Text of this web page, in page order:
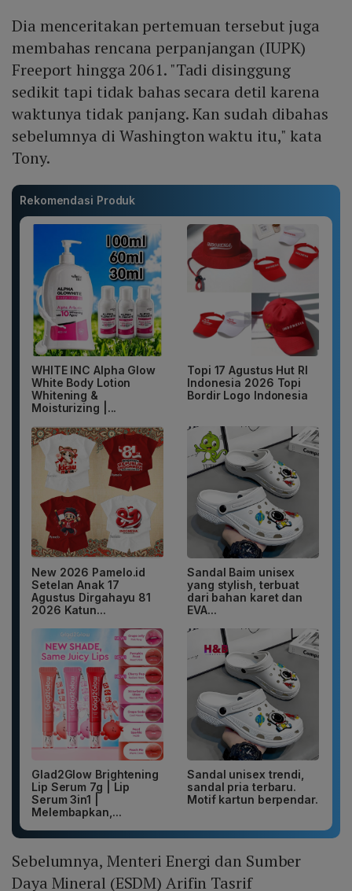
Dia menceritakan pertemuan tersebut juga
membahas rencana perpanjangan (IUPK)
Freeport hingga 2061. "Tadi disinggung
sedikit tapi tidak bahas secara detil karena
waktunya tidak panjang. Kan sudah dibahas
sebelumnya di Washington waktu itu," kata
Tony.
Rekomendasi Produk
WHITE INC Alpha Glow
White Body Lotion
Whitening &
Moisturizing |...
Topi 17 Agustus Hut RI
Indonesia 2026 Topi
Bordir Logo Indonesia
New 2026 Pamelo.id
Setelan Anak 17
Agustus Dirgahayu 81
2026 Katun...
Sandal Baim unisex
yang stylish, terbuat
dari bahan karet dan
EVA...
Glad2Glow Brightening
Lip Serum 7g | Lip
Serum 3in1 |
Melembapkan,...
Sandal unisex trendi,
sandal pria terbaru.
Motif kartun berpendar.
Sebelumnya, Menteri Energi dan Sumber
Daya Mineral (ESDM) Arifin Tasrif